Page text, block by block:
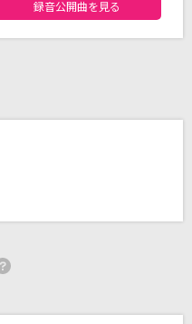
録音公開曲を見る